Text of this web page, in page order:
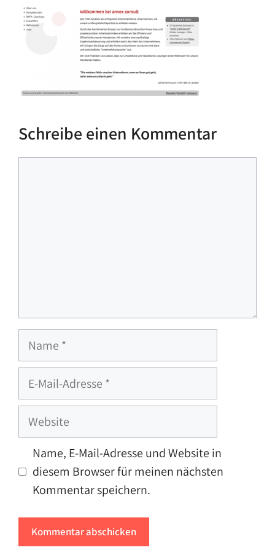
Schreibe einen Kommentar
Name
Adresse
Website
Name, E-Mail-Adresse und Website in
diesem Browser für meinen nächsten
Kommentar speichern.